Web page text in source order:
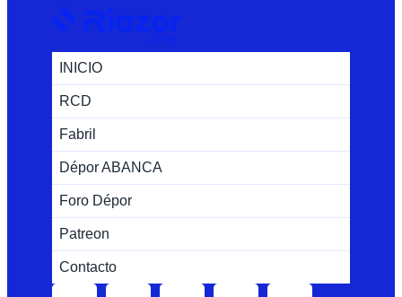
INICIO
RCD
Fabril
Dépor ABANCA
Foro Dépor
Patreon
Contacto